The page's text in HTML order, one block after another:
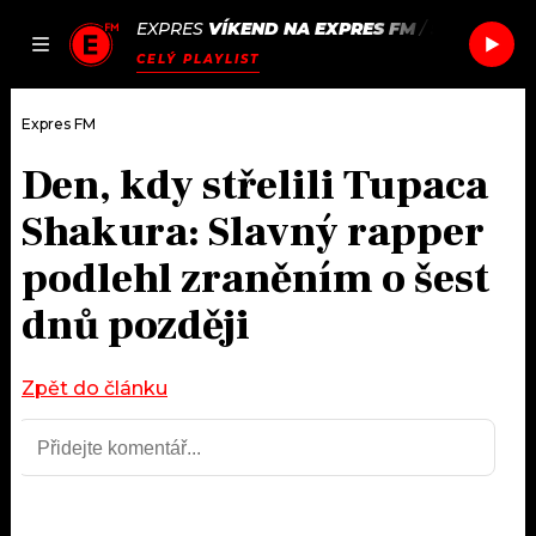
JAK
SEZNAM.CZ
EXPRES VÍKEND NA EXPRES FM/ SAMMY
CELÝ PLAYLIST
DOMŮ
ČLÁNKY
AKTUÁLNĚ
HUDBA
PODCASTY
JAK NALADIT
RÁDIO
Expres FM
Den, kdy střelili Tupaca
Shakura: Slavný rapper
podlehl zraněním o šest
dnů později
Zpět do článku